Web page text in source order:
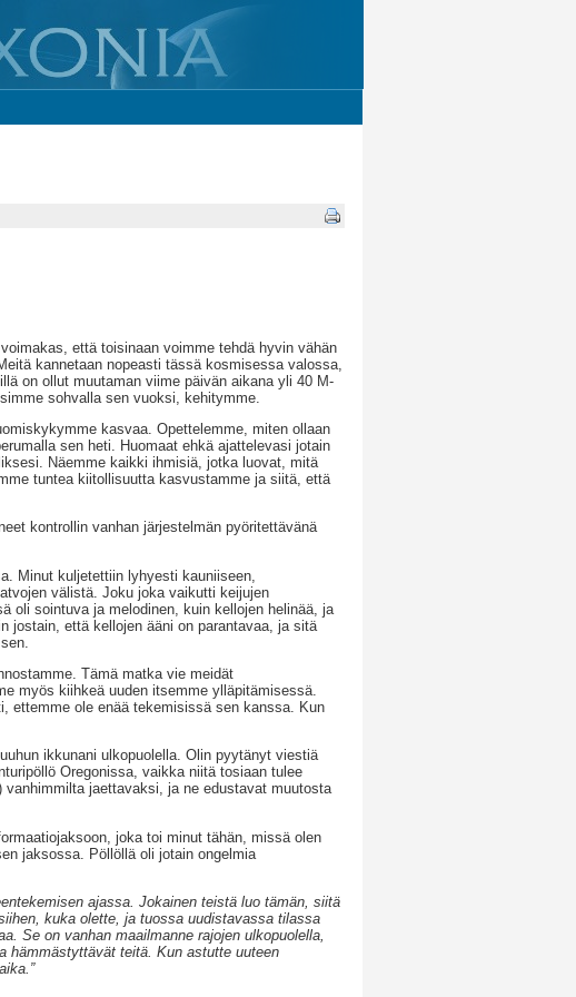
että toisinaan voimme tehdä hyvin vähän
kannetaan nopeasti tässä kosmisessa valossa,
on ollut muutaman viime päivän aikana yli 40 M-
sohvalla sen vuoksi, kehitymme.
kasvaa. Opettelemme, miten ollaan
sen heti. Huomaat ehkä ajattelevasi jotain
Näemme kaikki ihmisiä, jotka luovat, mitä
tuntea kiitollisuutta kasvustamme ja siitä, että
kontrollin vanhan järjestelmän pyöritettävänä
Minut kuljetettiin lyhyesti kauniiseen,
välistä. Joku joka vaikutti keijujen
oli sointuva ja melodinen, kuin kellojen helinää, ja
jostain, että kellojen ääni on parantavaa, ja sitä
Tämä matka vie meidät
myös kiihkeä uuden itsemme ylläpitämisessä.
ettemme ole enää tekemisissä sen kanssa. Kun
ikkunani ulkopuolella. Olin pyytänyt viestiä
Oregonissa, vaikka niitä tosiaan tulee
jaettavaksi, ja ne edustavat muutosta
joka toi minut tähän, missä olen
jaksossa. Pöllöllä oli jotain ongelmia
ajassa. Jokainen teistä luo tämän, siitä
kuka olette, ja tuossa uudistavassa tilassa
Se on vanhan maailmanne rajojen ulkopuolella,
hämmästyttävät teitä. Kun astutte uuteen